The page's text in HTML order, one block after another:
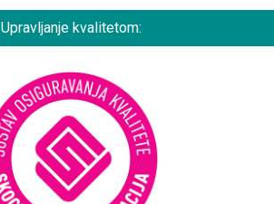
Upravljanje kvalitetom: